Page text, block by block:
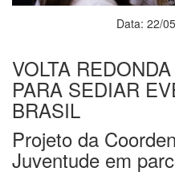
Data: 22/
VOLTA
PARA SEDIAR
BRASIL
Projeto da
Juventude em